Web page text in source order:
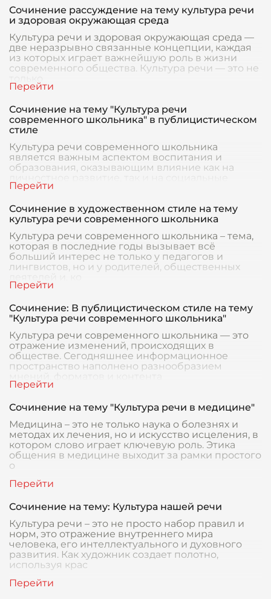
Сочинение рассуждение на тему культура речи
и здоровая окружающая среда
Культура речи и здоровая окружающая среда —
две неразрывно связанные концепции, каждая
из которых играет важнейшую роль в жизни
современного общества. Культура речи — это не
Сочинение на тему "Культура речи
современного школьника" в публицистическом
стиле
Культура речи современного школьника
является важным аспектом воспитания и
образования, оказывающим влияние как на
взаимодействия. В эпоху
Сочинение в художественном стиле на тему
культура речи современного школьника
Культура речи современного школьника – тема,
которая в последние годы вызывает всё
больший интерес не только у педагогов и
лингвистов, но и у родителей, общественных
Сочинение: В публицистическом стиле на тему
"Культура речи современного школьника"
Культура речи современного школьника — это
отражение изменений, происходящих в
обществе. Сегодняшнее информационное
пространство наполнено разнообразием
Сочинение на тему "Культура речи в медицине"
Медицина – это не только наука о болезнях и
методах их лечения, но и искусство исцеления, в
котором слово играет ключевую роль. Этика
общения в медицине выходит за рамки простого
о
Сочинение на тему: Культура нашей речи
Культура речи – это не просто набор правил и
норм, это отражение внутреннего мира
человека, его интеллектуального и духовного
развития. Как художник создает полотно,
используя крас